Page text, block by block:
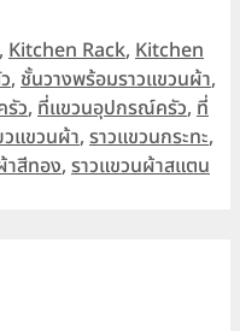
, Kitchen Rack, Kitchen
, ชั้นวางพร้อมราวแขวนผ้า,
รัว, ที่แขวนอุปกรณ์ครัว, ที่
วแขวนผ้า, ราวแขวนกระทะ,
าสีทอง, ราวแขวนผ้าสแตน